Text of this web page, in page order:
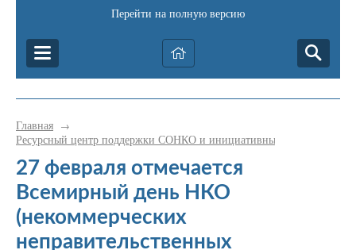
Перейти на полную версию
Главная →
Ресурсный центр поддержки СОНКО и инициативных граждан
27 февраля отмечается
Всемирный день НКО
(некоммерческих
неправительственных